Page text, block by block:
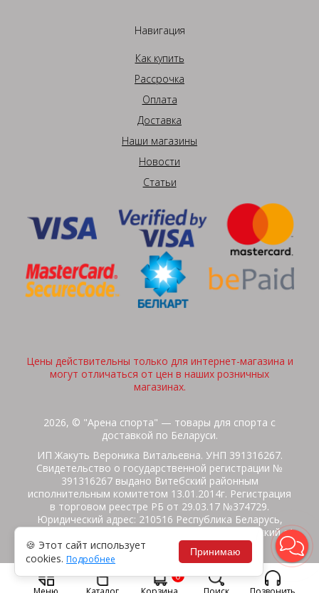
Навигация
Как купить
Рассрочка
Оплата
Доставка
Наши магазины
Новости
Статьи
Цены действительны только для интернет-магазина и
могут отличаться от цен в наших розничных
магазинах.
2026, © "Арена спорта" — товары для спорта с
доставкой по Беларуси.
ИП Жакуть Вероника Витальевна. УНП 391316267.
Свидетельство о государственной регистрации №
391316267 выдано Витебский районным
исполнительным комитетом 13.01.2014г. Регистрация
в торговом реестре РБ от 29.03.17 №374729.
Юридический адрес: 210516 Республика Беларусь,
Витебская область, Витебский район, Бабиничский с/
с, аг.Ольгово, ул.Школьная
Политика защиты данных
Гарантия/Экспертиза Обмен/Возврат
0
🍪 Этот сайт использует
cookies. Подробнее
Принимаю